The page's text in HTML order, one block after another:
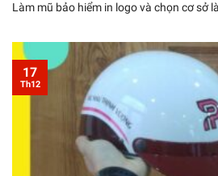
Làm mũ bảo hiểm in logo và chọn cơ sở
17
Th12